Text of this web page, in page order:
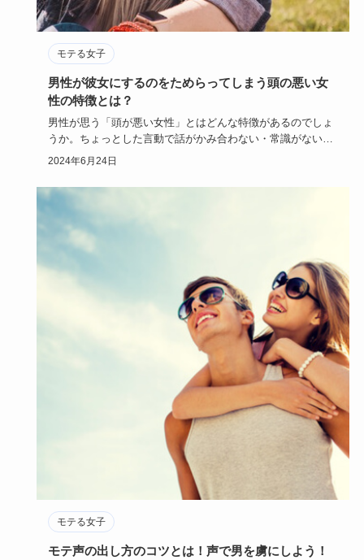
モテる女子
男性が彼女にするのをためらってしまう頭の悪い女
性の特徴とは？
男性が思う「頭が悪い女性」とはどんな特徴があるのでしょ
うか。ちょっとした言動で話がかみ合わない・常識がないな
というマイナス…
2024年6月24日
モテる女子
モテ声の出し方のコツとは！声で男を虜にしよう！